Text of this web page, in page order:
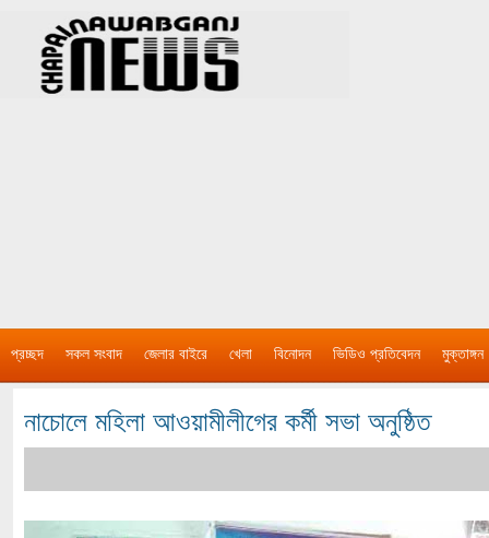
প্রচ্ছদ সকল সংবাদ জেলার বাইরে খেলা বিনোদন ভিডিও প্রতিবেদন মুক্তাঙ্গন
নাচোলে মহিলা আওয়ামীলীগের কর্মী সভা অনুষ্ঠিত